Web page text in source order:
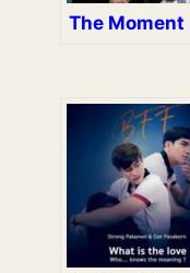
The Moment